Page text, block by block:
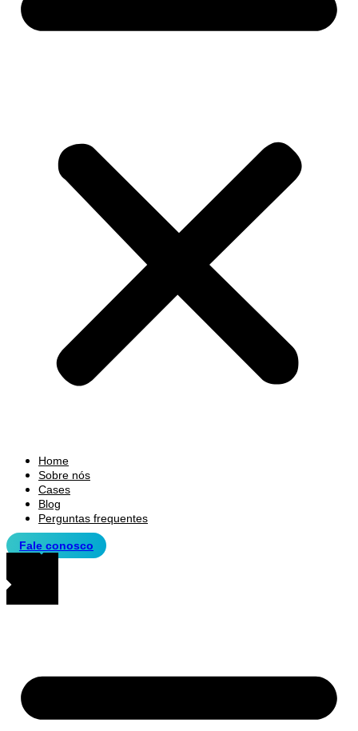
Home
Sobre nós
Cases
Blog
Perguntas frequentes
Fale conosco